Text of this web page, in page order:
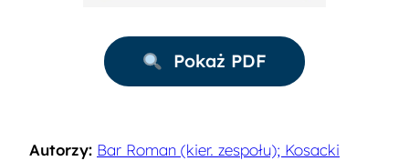
Pokaż PDF
Autorzy: Bar Roman (kier. zespołu); Kosacki